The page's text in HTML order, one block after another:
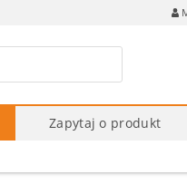
Zapytaj o produkt